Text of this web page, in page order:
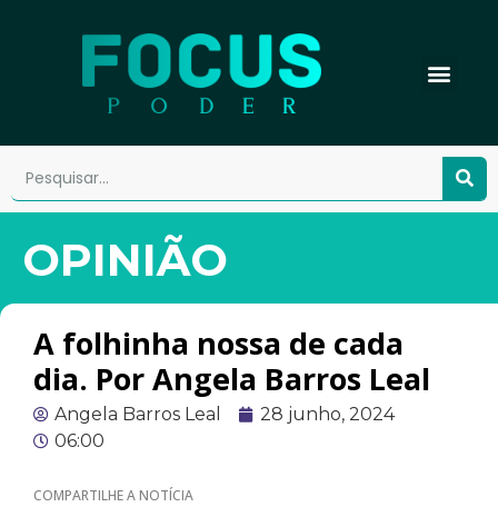
OPINIÃO
A folhinha nossa de cada
dia. Por Angela Barros Leal
Angela Barros Leal
28 junho, 2024
06:00
COMPARTILHE A NOTÍCIA